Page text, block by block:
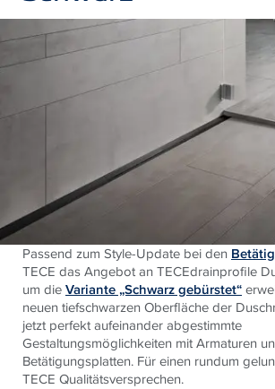
Passend zum Style-Update bei den
TECE das Angebot an TECEdrainprofile
um dieVariante „Schwarz gebürstet“
neuen tiefschwarzen Oberfläche der
jetzt perfekt aufeinander abgestimmte
Gestaltungsmöglichkeiten mit Armaturen
Betätigungsplatten. Für einen rundum
TECE Qualitätsversprechen.